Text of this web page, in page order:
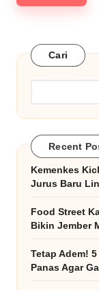
Cari
Recent
Kemenkes
Jurus Baru
Food Street
Bikin Jember
Tetap Adem!
Panas Agar